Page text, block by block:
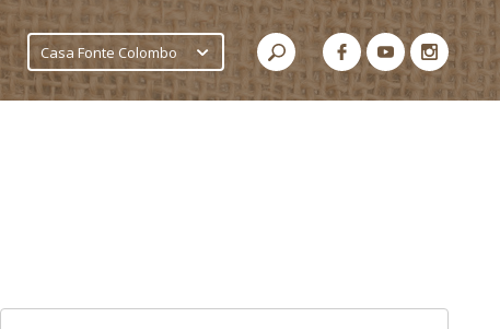
Casa Fonte Colombo